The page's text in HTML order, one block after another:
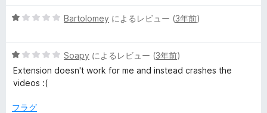
5
中
1
の
価
Bartolomey によるレビュー (3年前)
5
段
階
1
Soapy によるレビュー (3年前)
Extension doesn't work for me and instead crashes the
videos :(
フラグ